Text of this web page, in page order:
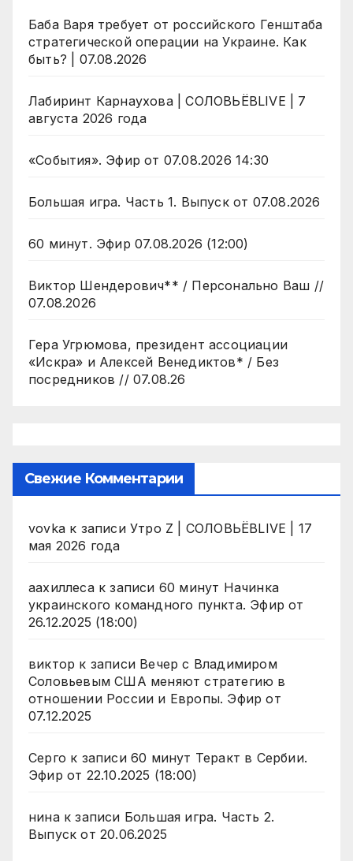
Баба Варя требует от российского Генштаба
стратегической операции на Украине. Как
быть? | 07.08.2026
Лабиринт Карнаухова | СОЛОВЬЁВLIVE | 7
августа 2026 года
«События». Эфир от 07.08.2026 14:30
Большая игра. Часть 1. Выпуск от 07.08.2026
60 минут. Эфир 07.08.2026 (12:00)
Виктор Шендерович** / Персонально Ваш //
07.08.2026
Гера Угрюмова, президент ассоциации
«Искра» и Алексей Венедиктов* / Без
посредников // 07.08.26
Свежие Комментарии
vovka к записи Утро Z | СОЛОВЬЁВLIVE | 17
мая 2026 года
аахиллесак записи 60 минут Начинка
украинского командного пункта. Эфир от
26.12.2025 (18:00)
виктор к записи Вечер с Владимиром
Соловьевым США меняют стратегию в
отношении России и Европы. Эфир от
07.12.2025
Серго к записи 60 минут Теракт в Сербии.
Эфир от 22.10.2025 (18:00)
нинак записи Большая игра. Часть 2.
Выпуск от 20.06.2025